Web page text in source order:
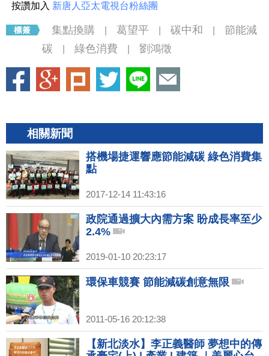
按讚加入 新唐人亞太電視台粉絲團
集點換購 葛望平 碳中和
節能減
碳
綠色消費 劉鴻徵
相關新聞
搭機場捷運響應節能減碳 綠色消費集
點
2017-12-14 11:43:16
政院通過擴大內需方案 盼成長率至少
2.4%
2019-01-10 20:23:17
環保車競賽 節能減碳創意無限
2011-05-16 20:12:38
【新北淡水】李正義醫師 夢想中的傳